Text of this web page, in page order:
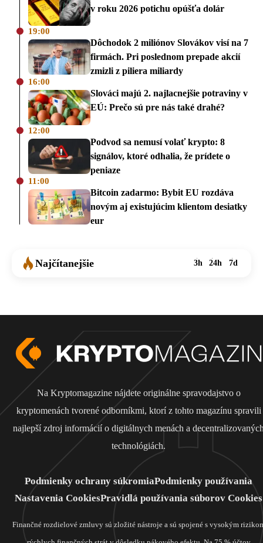
v roku 2026 potichu opúšťa dolár
19:00
Dôchodok 2 miliónov Slovákov visí na 7
firmách. Pri poslednom prepade akcií
zmizli z piliera miliardy
16:00
Slováci majú 2. najlacnejšie potraviny v
EÚ: Prečo sú pre nás také drahé?
12:00
Podvod sa nemusí volať krypto: 8
signálov, ktoré odhalia, že prídete o
peniaze
11:00
Bitcoin zadarmo: Bybit EU rozdáva
novým aj existujúcim klientom desiatky
eur
Najčítanejšie 3h 24h 7d
Na Kryptomagazine nájdete originálne spravodajstvo o
kryptomenách tvorené odborníkmi, ktorí z tohto magazínu spravili
najlepší zdroj informácií o digitálnych menách a
technológiách.
Podmienky ochrany súkromiaPodmienky používania
Nastavenia CookiesPravidlá používania súborov Cookies
Finančné rozdielové zmluvy sú zložité nástroje a sú spojené s vysokým